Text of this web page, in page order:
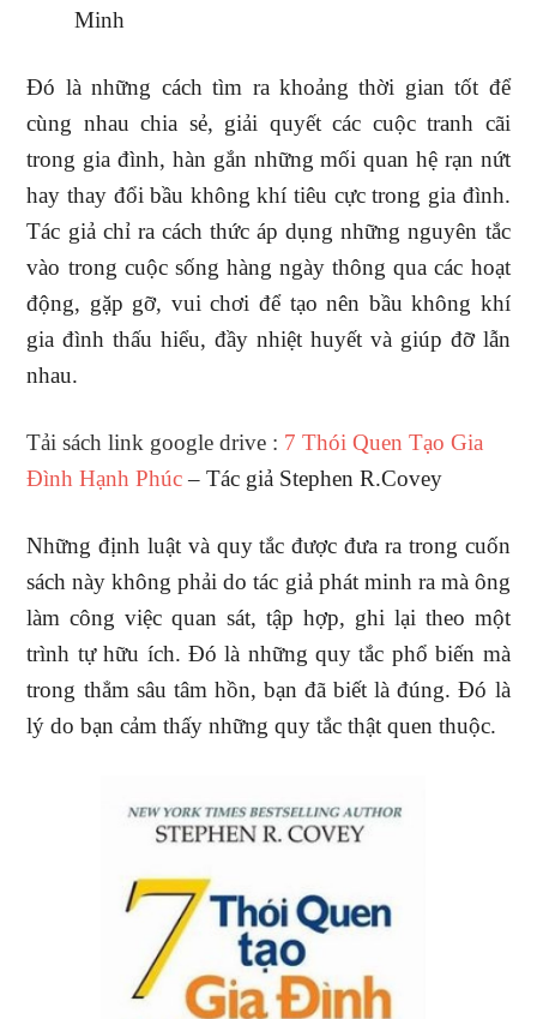
Minh
Đó là những cách tìm ra khoảng thời gian tốt để
cùng nhau chia sẻ, giải quyết các cuộc tranh cãi
trong gia đình, hàn gắn những mối quan hệ rạn nứt
hay thay đổi bầu không khí tiêu cực trong gia đình.
Tác giả chỉ ra cách thức áp dụng những nguyên tắc
vào trong cuộc sống hàng ngày thông qua các hoạt
động, gặp gỡ, vui chơi để tạo nên bầu không khí
gia đình thấu hiểu, đầy nhiệt huyết và giúp đỡ lẫn
nhau.
Tải sách link google drive : 7 Thói Quen Tạo Gia
Đình Hạnh Phúc– Tác giả Stephen R.Covey
Những định luật và quy tắc được đưa ra trong cuốn
sách này không phải do tác giả phát minh ra mà ông
làm công việc quan sát, tập hợp, ghi lại theo một
trình tự hữu ích. Đó là những quy tắc phổ biến mà
trong thẳm sâu tâm hồn, bạn đã biết là đúng. Đó là
lý do bạn cảm thấy những quy tắc thật quen thuộc.